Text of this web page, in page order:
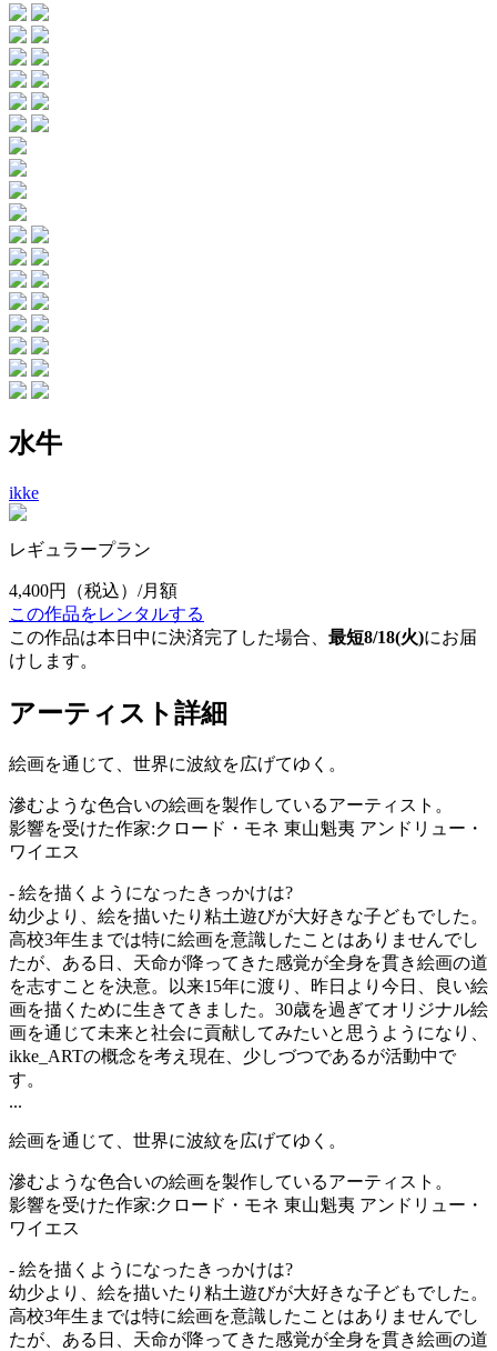
水牛
ikke
レギュラープラン
4,400円
（税込）/月額
この作品をレンタルする
この作品は本日中に決済完了した場合、 最短8/18(火)にお届
けします。
アーティスト詳細
絵画を通じて、世界に波紋を広げてゆく。
滲むような色合いの絵画を製作しているアーティスト。
影響を受けた作家:クロード・モネ 東山魁夷 アンドリュー・
ワイエス
- 絵を描くようになったきっかけは?
幼少より、絵を描いたり粘土遊びが大好きな子どもでした。
高校3年生までは特に絵画を意識したことはありませんでし
たが、ある日、天命が降ってきた感覚が全身を貫き絵画の道
を志すことを決意。以来15年に渡り、昨日より今日、良い絵
画を描くために生きてきました。30歳を過ぎてオリジナル絵
画を通じて未来と社会に貢献してみたいと思うようになり、
ikke_ARTの概念を考え現在、少しづつであるが活動中で
す。
...
絵画を通じて、世界に波紋を広げてゆく。
滲むような色合いの絵画を製作しているアーティスト。
影響を受けた作家:クロード・モネ 東山魁夷 アンドリュー・
ワイエス
- 絵を描くようになったきっかけは?
幼少より、絵を描いたり粘土遊びが大好きな子どもでした。
高校3年生までは特に絵画を意識したことはありませんでし
たが、ある日、天命が降ってきた感覚が全身を貫き絵画の道